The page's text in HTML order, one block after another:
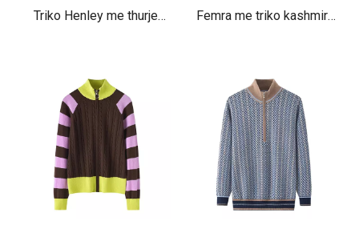
Triko Henley me thurje
Pulovër luksoz i butë me
qafë V
Femra me triko kashmiri
bardhë